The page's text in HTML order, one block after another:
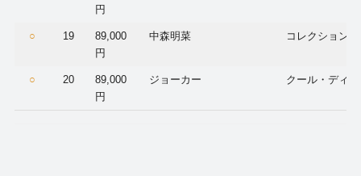
円
○ 19
89,000
円
中森明菜 コレクション
○ 20
89,000
円
ジョーカー クール・ディ